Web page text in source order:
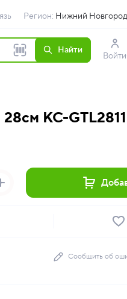
Регион: Нижний Новгород
Найти
Войти
KC-
Сообщить об